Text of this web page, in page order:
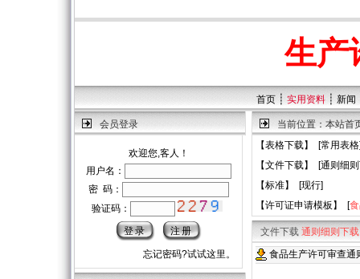
生产
首页 ┊ 实用资料 ┊ 新闻
会员登录
欢迎您,客人！
用户名：
密 码：
验证码：
忘记密码?试试这里。
当前位置： 本站首
【表格下载】 [常用表格
【文件下载】 [通则细
【标准】 [现行]
【许可证申请模板 】 [
文件下载 通则细则下载
食品生产许可审查通